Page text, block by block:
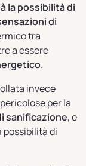
la possibilità di
di
tra
a essere
.
invece
per la
sanificazione, e
possibilità di